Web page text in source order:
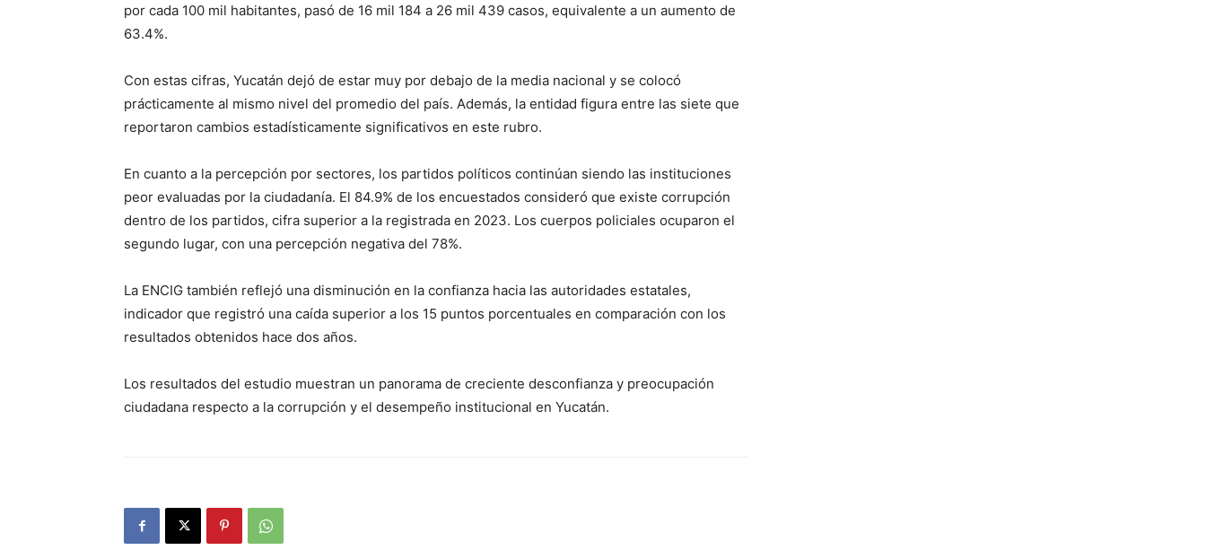
por cada 100 mil habitantes, pasó de 16 mil 184 a 26 mil 439 casos, equivalente a un aumento de
63.4%.
Con estas cifras, Yucatán dejó de estar muy por debajo de la media nacional y se colocó
prácticamente al mismo nivel del promedio del país. Además, la entidad figura entre las siete que
reportaron cambios estadísticamente significativos en este rubro.
En cuanto a la percepción por sectores, los partidos políticos continúan siendo las instituciones
peor evaluadas por la ciudadanía. El 84.9% de los encuestados consideró que existe corrupción
dentro de los partidos, cifra superior a la registrada en 2023. Los cuerpos policiales ocuparon el
segundo lugar, con una percepción negativa del 78%.
La ENCIG también reflejó una disminución en la confianza hacia las autoridades estatales,
indicador que registró una caída superior a los 15 puntos porcentuales en comparación con los
resultados obtenidos hace dos años.
Los resultados del estudio muestran un panorama de creciente desconfianza y preocupación
ciudadana respecto a la corrupción y el desempeño institucional en Yucatán.